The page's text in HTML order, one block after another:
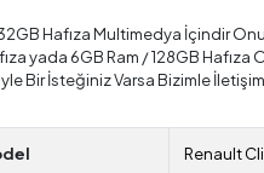
Hafıza Multimedya İçindir
yada 6GB Ram / 128GB Hafıza
Bir İsteğiniz Varsa Bizimle
Renault